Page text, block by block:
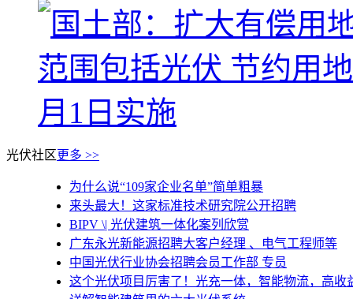
光伏社区更多 >>
为什么说“109家企业名单”简单粗暴
来头最大！这家标准技术研究院公开招聘
BIPV \| 光伏建筑一体化案列欣赏
广东永光新能源招聘大客户经理 、电气工程师等
中国光伏行业协会招聘会员工作部 专员
这个光伏项目厉害了！光充一体，智能物流，高收